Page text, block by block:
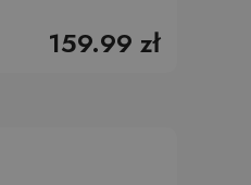
159.99 zł